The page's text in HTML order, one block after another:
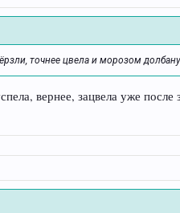
точнее цвела и морозом
вернее, зацвела уже